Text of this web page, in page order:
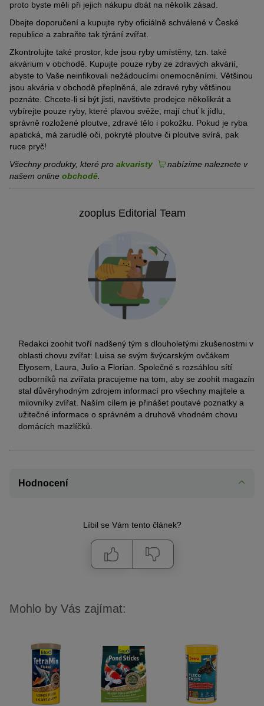
proto byste měli při jejich nákupu dbát na několik zásad.
Dbejte doporučení a kupujte ryby oficiálně schválené v České
republice a zabraňte tak týrání zvířat.
Zkontrolujte také prostor, kde jsou ryby umístěny, tzn. také
akvárium v obchodě. Kupujte pouze ryby ze zdravých akvárií,
abyste to Vaše neinfikovali nežádoucími onemocněními. Většinou
jsou akvária v obchodě přeplněná, ale zdravé ryby většinou
poznáte. Chcete-li si být jisti, navštivte prodejce několikrát a
vybírejte pouze ryby, které plavou svěže, mají chuť k jídlu,
správně rozložené ploutve, zdravé tělo i pokožku. Pokud je ryba
apatická, má zarudlé oči, pokryté ploutve či ploutve svírá, pak
ruce pryč!
Všechny produkty, které pro akvaristy
nabízíme naleznete v
našem online obchodě
zooplus Editorial Team
Redakci zoohit tvoří nadšený tým s dlouholetými zkušenostmi v
oblasti chovu zvířat: Luisa se svým švýcarským ovčákem
Elyosem, Laura, Julio a Florian. Společně s rozsáhlou sítí
odborníků na zvířata pracujeme na tom, aby se zoohit magazín
stal důvěryhodným zdrojem informací pro všechny majitele a
milovníky zvířat. Naším cílem je přinášet poutavé poznatky a
užitečné informace o správném a druhově vhodném chovu
domácích mazlíčků.
Hodnocení
Líbil se Vám tento článek?
Mohlo by Vás zajímat: